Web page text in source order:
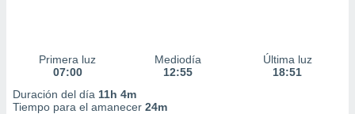
Primera luz
07:00
Mediodía
12:55
Última luz
18:51
Duración del día 11h 4m
Tiempo para el amanecer 24m